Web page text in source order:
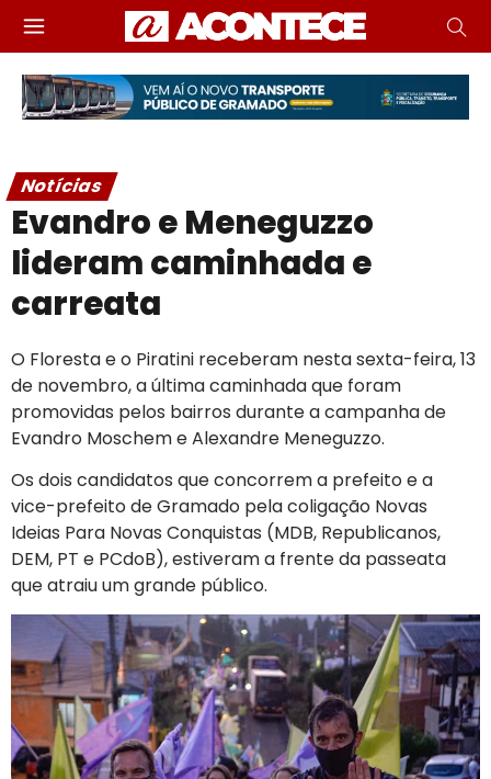
Notícias
Evandro e Meneguzzo
lideram caminhada e
carreata
O Floresta e o Piratini receberam nesta sexta-feira, 13
de novembro, a última caminhada que foram
promovidas pelos bairros durante a campanha de
Evandro Moschem e Alexandre Meneguzzo.
Os dois candidatos que concorrem a prefeito e a
vice-prefeito de Gramado pela coligação Novas
Ideias Para Novas Conquistas (MDB, Republicanos,
DEM, PT e PCdoB), estiveram a frente da passeata
que atraiu um grande público.